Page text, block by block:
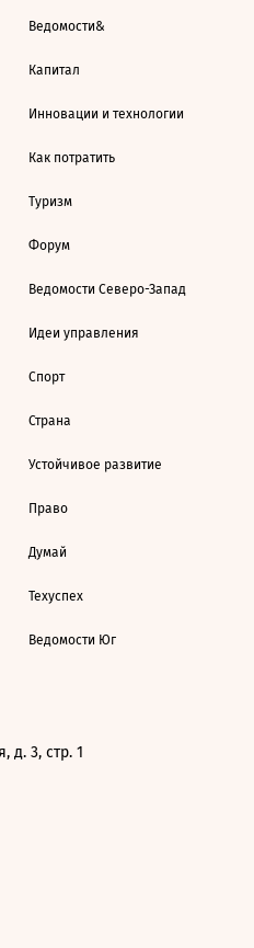
Ведомости&
Капитал
Инновации и технологии
Как потратить
Туризм
Форум
Ведомости Северо-Запад
Идеи управления
Спорт
Страна
Устойчивое развитие
Право
Думай
Техуспех
Ведомости Юг
д. 3, стр. 1